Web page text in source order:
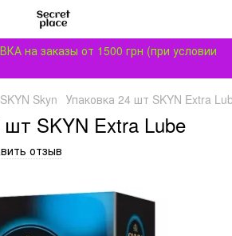
на заказы от 1500 грн (при условии
SKYN Skyn Упаковка 24 шт SKYN Extra
SKYN Extra Lube
отзыв